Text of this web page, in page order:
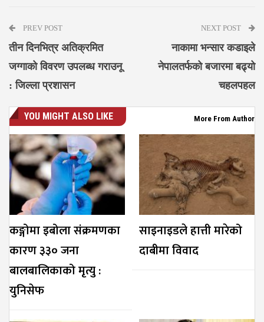
PREV POST
तीन दिनभित्र अतिक्रमित
जग्गाको विवरण उपलब्ध गराउनू
: जिल्ला प्रशासन
NEXT POST
नाकामा भन्सार कडाइले
नेपालतर्फको बजारमा बढ्यो
चहलपहल
YOU MIGHT ALSO LIKE More From Author
कङ्गोमा इबोला संक्रमणका
कारण ३३० जना
बालबालिकाको मृत्यु :
युनिसेफ
साइनाइडले हात्ती मारेको
दाबीमा विवाद